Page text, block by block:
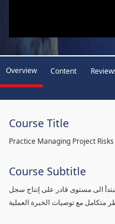
Overview Content
Course Title
Course Subtitle
الى مستوى قادر على إنتاج سجل
متكامل مع توصيات الخبرة العملية